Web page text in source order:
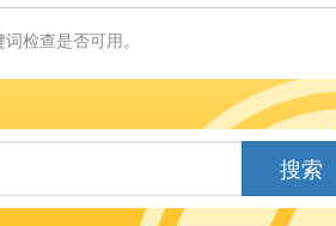
检查是否可用。
搜索